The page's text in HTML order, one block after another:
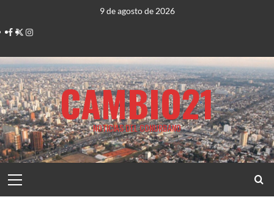
contenido
9 de agosto de 2026
Facebook
TwitterInstagram
CAMBIO21
NOTICIAS DEL CONURBANO
principal